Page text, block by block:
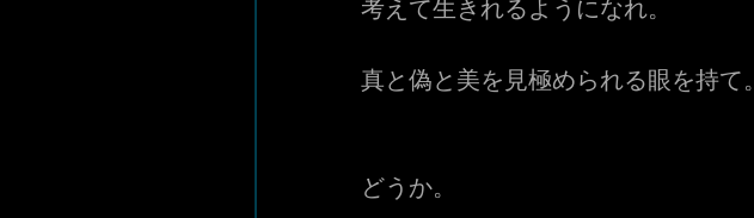
考えて生きれるようになれ。
真と偽と美を見極められる眼を持て。
どうか。